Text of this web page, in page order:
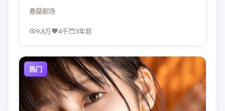
此更耐看。
悬疑剧场
9.8万 4千 3年前
热门